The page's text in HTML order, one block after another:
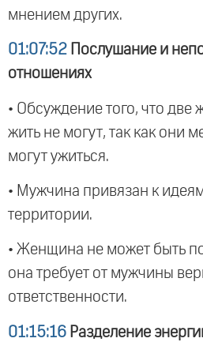
мнением других.
01:07:52 Послушание и
отношениях
• Обсуждение того, что
жить не могут, так как они
могут ужиться.
• Мужчина привязан к
территории.
• Женщина не может быть
она требует от мужчины
ответственности.
01:15:16 Разделение